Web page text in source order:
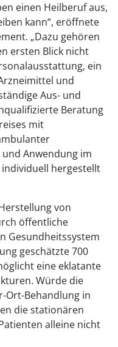
einen Heilberuf aus,
kann“, eröffnete
„Dazu gehören
ersten Blick nicht
ein
und
Aus- und
Beratung
mit
Anwendung im
individuell hergestellt
von
öffentliche
Gesundheitssystem
geschätzte 700
eine eklatante
Würde die
Ort-Behandlung in
die stationären
alleine nicht